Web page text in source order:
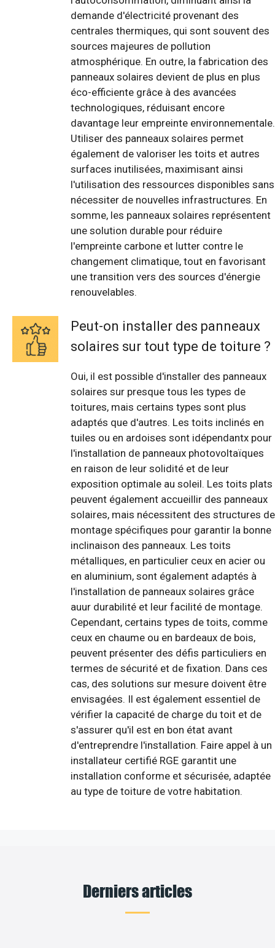
demande d'électricité provenant des
centrales thermiques, qui sont souvent des
sources majeures de pollution
atmosphérique. En outre, la fabrication des
panneaux solaires devient de plus en plus
éco-efficiente grâce à des avancées
technologiques, réduisant encore
davantage leur empreinte environnementale.
Utiliser des panneaux solaires permet
également de valoriser les toits et autres
surfaces inutilisées, maximisant ainsi
l'utilisation des ressources disponibles sans
nécessiter de nouvelles infrastructures. En
somme, les panneaux solaires représentent
une solution durable pour réduire
l'empreinte carbone et lutter contre le
changement climatique, tout en favorisant
une transition vers des sources d'énergie
renouvelables.
Peut-on installer des panneaux
solaires sur tout type de toiture ?
Oui, il est possible d'installer des panneaux
solaires sur presque tous les types de
toitures, mais certains types sont plus
adaptés que d'autres. Les toits inclinés en
tuiles ou en ardoises sont idépendantx pour
l'installation de panneaux photovoltaïques
en raison de leur solidité et de leur
exposition optimale au soleil. Les toits plats
peuvent également accueillir des panneaux
solaires, mais nécessitent des structures de
montage spécifiques pour garantir la bonne
inclinaison des panneaux. Les toits
métalliques, en particulier ceux en acier ou
en aluminium, sont également adaptés à
l'installation de panneaux solaires grâce
auur durabilité et leur facilité de montage.
Cependant, certains types de toits, comme
ceux en chaume ou en bardeaux de bois,
peuvent présenter des défis particuliers en
termes de sécurité et de fixation. Dans ces
cas, des solutions sur mesure doivent être
envisagées. Il est également essentiel de
vérifier la capacité de charge du toit et de
s'assurer qu'il est en bon état avant
d'entreprendre l'installation. Faire appel à un
installateur certifié RGE garantit une
installation conforme et sécurisée, adaptée
au type de toiture de votre habitation.
Derniers articles